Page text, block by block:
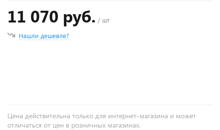
11 070 руб. / шт
Нашли дешевле?
Цена действительна только для интернет-магазина и может
отличаться от цен в розничных магазинах.